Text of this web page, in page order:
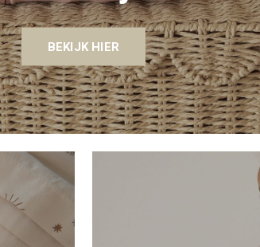
BEKIJK HIER